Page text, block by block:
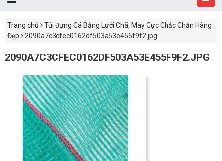
Trang chủ
Túi Đựng Cá Bằng Lưới Chã, May Cực Chắc Chắn Hàng
Đẹp
2090a7c3cfec0162df503a53e455f9f2.jpg
2090A7C3CFEC0162DF503A53E455F9F2.JPG